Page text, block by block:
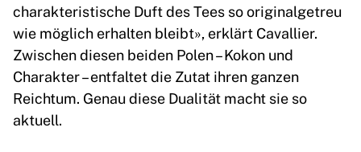
charakteristische Duft des Tees so originalgetreu
wie möglich erhalten bleibt», erklärt Cavallier.
Zwischen diesen beiden Polen – Kokon und
Charakter – entfaltet die Zutat ihren ganzen
Reichtum. Genau diese Dualität macht sie so
aktuell.